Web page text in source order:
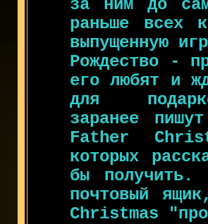
за ним до
раньше всех
выпущенную
Рождество -
его любят и
для
заранее
Father
которых
бы получить.
почтовый
Christmas